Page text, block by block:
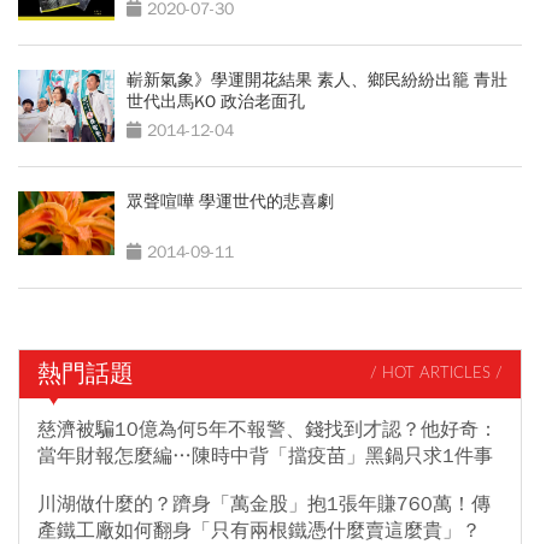
2020-07-30
嶄新氣象》學運開花結果 素人、鄉民紛紛出籠 青壯
世代出馬KO 政治老面孔
2014-12-04
眾聲喧嘩 學運世代的悲喜劇
2014-09-11
熱門話題 / HOT ARTICLES /
慈濟被騙10億為何5年不報警、錢找到才認？他好奇：
當年財報怎麼編…陳時中背「擋疫苗」黑鍋只求1件事
川湖做什麼的？躋身「萬金股」抱1張年賺760萬！傳
產鐵工廠如何翻身「只有兩根鐵憑什麼賣這麼貴」？